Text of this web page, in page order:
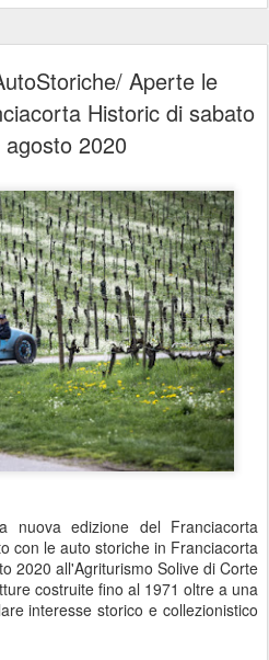
Aperte le
Historic di sabato
agosto 2020
nuova edizione del Franciacorta
con le auto storiche in Franciacorta
2020 all'Agriturismo Solive di Corte
costruite fino al 1971 oltre a una
interesse storico e collezionistico